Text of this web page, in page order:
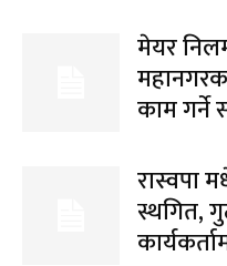
मेयर
काम गर्ने
रास्वपा
स्थगित,